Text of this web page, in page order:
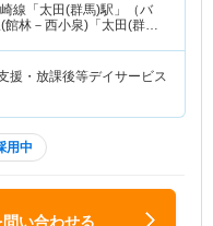
線「太田(群馬)駅」（バ
林－西小泉)「太田(群馬)
援・放課後等デイサービス
用中
い合わせる